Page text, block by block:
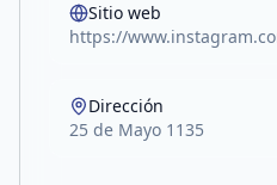
Sitio web
https://
Dirección
25 de Mayo 1135